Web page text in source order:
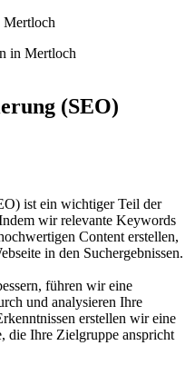
(SEO)
ist ein wichtiger Teil der
wir relevante Keywords
Content erstellen,
in den Suchergebnissen.
führen wir eine
und analysieren Ihre
erstellen wir eine
die Ihre Zielgruppe anspricht